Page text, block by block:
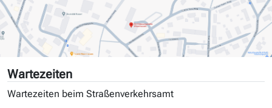
Wartezeiten
Wartezeiten beim Straßenverkehrsamt